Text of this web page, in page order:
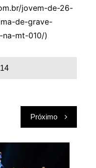
jovem-de-26-
de-grave-
mt-010/)
Próximo